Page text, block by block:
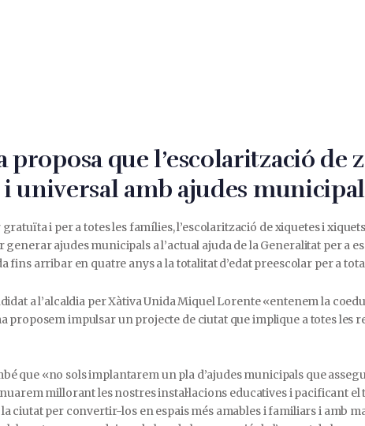
proposa que l’escolarització de
universal amb ajudes
i per a totes les famílies, l’escolarització de xiquetes i
ajudes municipals a l’actual ajuda de la Generalitat per a
fins arribar en quatre anys a la totalitat d’edat preescolar per a
a l’alcaldia per Xàtiva Unida Miquel Lorente «entenem la
proposem impulsar un projecte de ciutat que implique a totes les
que «no sols implantarem un pla d’ajudes municipals que
millorant les nostres instal·lacions educatives i pacificant
ciutat per convertir-los en espais més amables i familiars i amb